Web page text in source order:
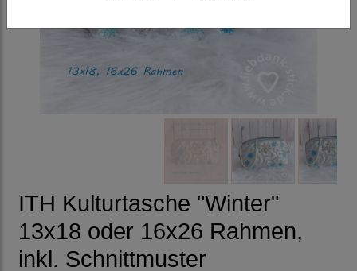
ITH Kulturtasche "Winter"
13x18 oder 16x26 Rahmen,
inkl. Schnittmuster